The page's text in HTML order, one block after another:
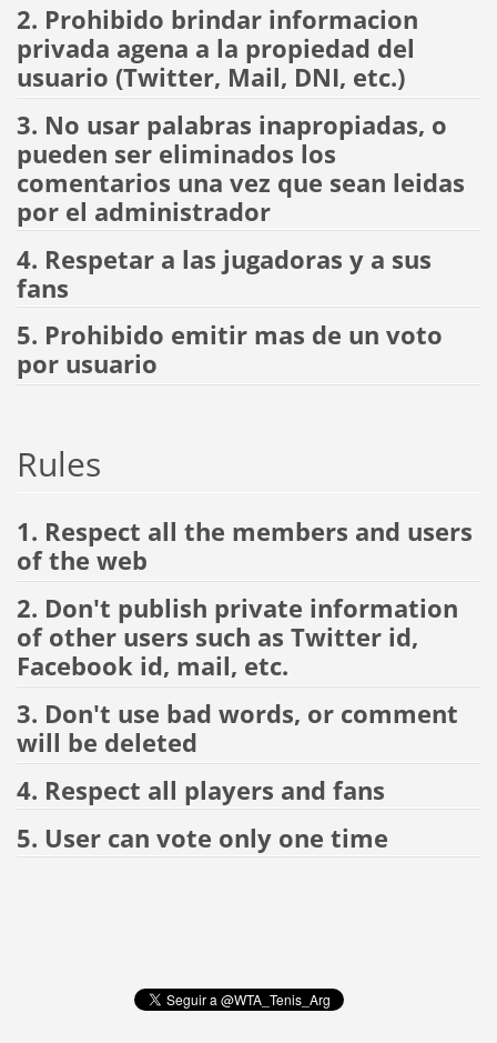
2. Prohibido brindar informacion
privada agena a la propiedad del
usuario (Twitter, Mail, DNI, etc.)
3. No usar palabras inapropiadas, o
pueden ser eliminados los
comentarios una vez que sean leidas
por el administrador
4. Respetar a las jugadoras y a sus
fans
5. Prohibido emitir mas de un voto
por usuario
Rules
1. Respect all the members and users
of the web
2. Don't publish private information
of other users such as Twitter id,
Facebook id, mail, etc.
3. Don't use bad words, or comment
will be deleted
4. Respect all players and fans
5. User can vote only one time